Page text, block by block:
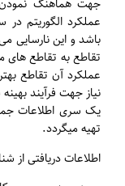
جهت هماهنگ نمودن
عملکرد الگوریتم
باشد و این نارسایی
تقاطع به تقاطع های
عملکرد آن تقاطع
نیاز جهت فرآیند
یک سری اطلاعات
تهیه میگردد.
اطلاعات دریافتی از